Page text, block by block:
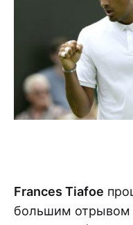
Frances Tiafoe
большим отрывом